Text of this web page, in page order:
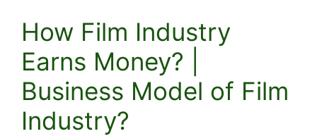
How Film Industry
Earns Money? |
Business Model of Film
Industry?